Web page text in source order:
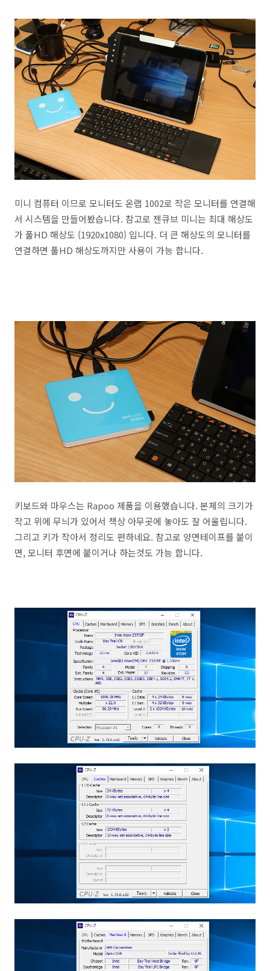
미니 컴퓨터 이므로 모니터도 온랩 1002로 작은 모니터를 연결해
서 시스템을 만들어봤습니다. 참고로 젠큐브 미니는 최대 해상도
가 풀HD 해상도 (1920x1080) 입니다. 더 큰 해상도의 모니터를
연결하면 풀HD 해상도까지만 사용이 가능 합니다.
키보드와 마우스는 Rapoo 제품을 이용했습니다. 본체의 크기가
작고 위에 무늬가 있어서 책상 아무곳에 놓아도 잘 어울립니다.
그리고 키가 작아서 정리도 편하네요. 참고로 양면테이프를 붙이
면, 모니터 후면에 붙이거나 하는것도 가능 합니다.